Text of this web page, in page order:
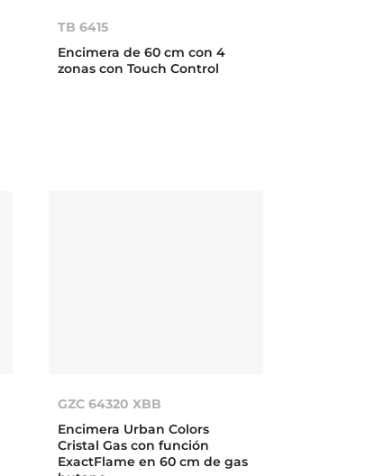
TB 6415
Encimera de 60 cm con 4
zonas con Touch Control
GZC 64320 XBB
Encimera Urban Colors
Cristal Gas con función
ExactFlame en 60 cm de gas